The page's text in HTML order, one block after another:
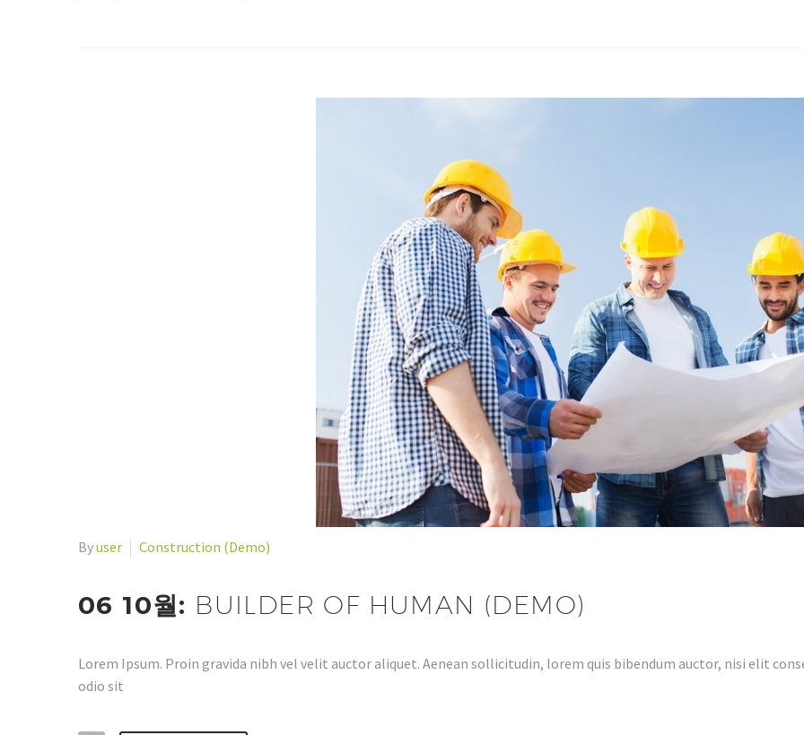
Byuser Construction (Demo)
06 10월: BUILDER OF HUMAN (DEMO)
Lorem Ipsum. Proin gravida nibh vel velit auctor aliquet. Aenean sollicitudin, lorem quis bibendum auctor, nisi elit
odio sit